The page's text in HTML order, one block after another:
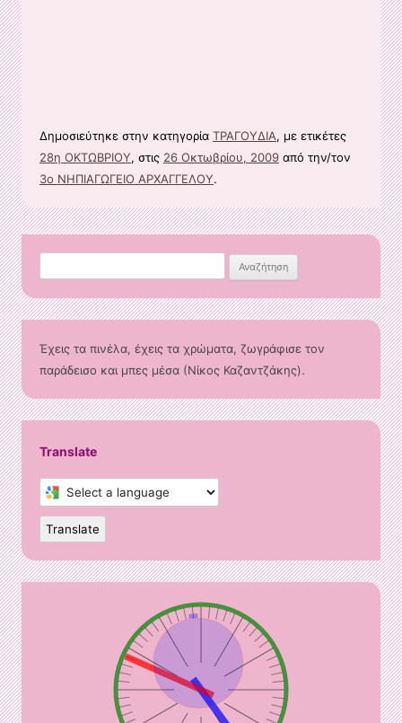
Δημοσιεύτηκε στην κατηγορία ΤΡΑΓΟΥΔΙΑ, με ετικέτες
28η ΟΚΤΩΒΡΙΟΥ, στις 26 Οκτωβρίου, 2009 από την/τον
3ο ΝΗΠΙΑΓΩΓΕΙΟ ΑΡΧΑΓΓΕΛΟΥ.
για:
Έχεις τα πινέλα, έχεις τα χρώματα, ζωγράφισε τον
παράδεισο και μπες μέσα (Νίκος Καζαντζάκης).
Translate
Select
language
to
translate
this
page
Translate